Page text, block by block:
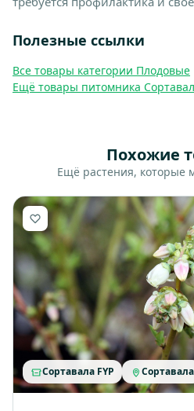
Полезные ссылки
Все товары категории Плодовые
Ещё товары питомника
Похожие
Ещё растения, которые
Сортавала FYP Сортавала